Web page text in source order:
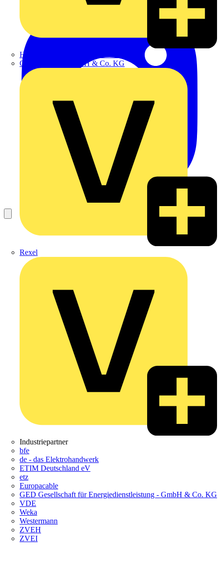
Hillmann & Ploog GmbH & Co. KG
Oskar Böttcher GmbH & Co. KG
Rexel
Industriepartner
bfe
de - das Elektrohandwerk
ETIM Deutschland eV
etz
Europacable
GED Gesellschaft für Energiedienstleistung - GmbH & Co. KG
VDE
Weka
Westermann
ZVEH
ZVEI